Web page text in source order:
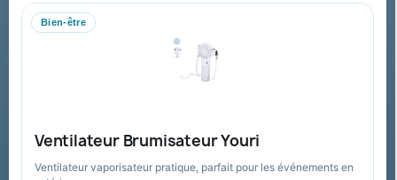
Bien-être
Ventilateur Brumisateur Youri
Ventilateur vaporisateur pratique, parfait pour les événements en
Collectivités & administrations
Devis, mandat administratif et facturation Chorus Pro